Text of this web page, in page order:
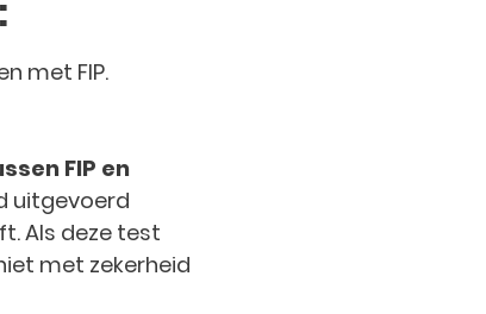
met FIP.
FIP en
uitgevoerd
Als deze test
met zekerheid